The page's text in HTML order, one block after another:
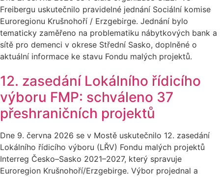
Freibergu uskutečnilo pravidelné jednání Sociální komise
Euroregionu Krušnohoří / Erzgebirge. Jednání bylo
tematicky zaměřeno na problematiku nábytkových bank a
sítě pro demenci v okrese Střední Sasko, doplněné o
aktuální informace ke stavu Fondu malých projektů.
12. zasedání Lokálního řídicího
výboru FMP: schváleno 37
přeshraničních projektů
Dne 9. června 2026 se v Mostě uskutečnilo 12. zasedání
Lokálního řídicího výboru (LŘV) Fondu malých projektů
Interreg Česko–Sasko 2021–2027, který spravuje
Euroregion Krušnohoří/Erzgebirge. Výbor projednal a